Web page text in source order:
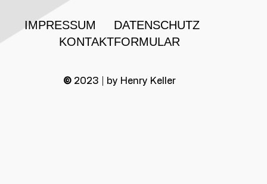
IMPRESSUM
DATENSCHUTZ
KONTAKTFORMULAR
©2023 | by Henry Keller